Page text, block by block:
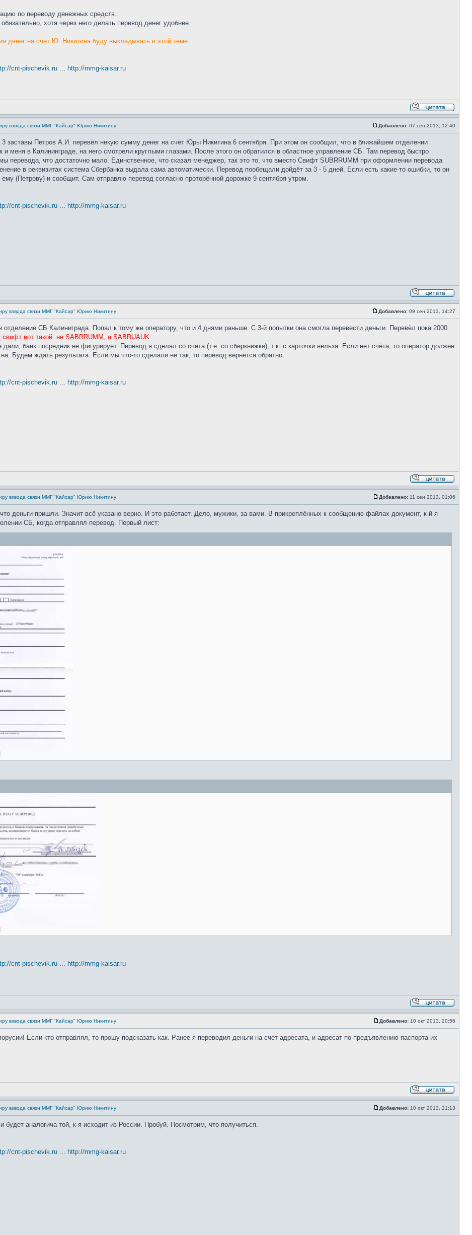
по переводу денежных средств.
хотя через него делать перевод денег удобнее.
денег на счет Ю. Никитина буду выкладывать в этой теме.
cnt-pischevik.ru ... http://mmg-kaisar.ru
взвода связи ММГ "Кайсар" Юрию Никитину Добавлено: 07 сен 2013, 12:40
заставы Петров А.И. перевёл некую сумму денег на счёт Юры Никитина 6 сентября. При этом он сообщил, что в ближайшем отделении
и меня в Калининграде, на него смотрели круглыми глазами. После этого он обратился в областное управление СБ. Там перевод быстро
перевода, что достаточно мало. Единственное, что сказал менеджер, так это то, что вместо Свифт SUBRRUMM при оформлении перевода
в реквизитах система Сбербанка выдала сама автоматически. Перевод пообещали дойдёт за 3 - 5 дней. Если есть какие-то ошибки, то он
(Петрову) и сообщит. Сам отправлю перевод согласно проторённой дорожке 9 сентября утром.
cnt-pischevik.ru ... http://mmg-kaisar.ru
взвода связи ММГ "Кайсар" Юрию Никитину Добавлено: 09 сен 2013, 14:27
СБ Калиниграда. Попал к тому же оператору, что и 4 днями раньше. С 3-й попытки она смогла перевести деньги. Перевёл пока 2000
свифт вот такой: не SABRRUMM, а SABRUAUK.
банк посредник не фигурирует. Перевод я сделал со счёта (т.е. со сберкнижки), т.к. с карточки нельзя. Если нет счёта, то оператор должен
Будем ждать результата. Если мы что-то сделали не так, то перевод вернётся обратно.
cnt-pischevik.ru ... http://mmg-kaisar.ru
взвода связи ММГ "Кайсар" Юрию Никитину Добавлено: 11 сен 2013, 01:06
деньги пришли. Значит всё указано верно. И это работает. Дело, мужики, за вами. В прикреплённых к сообщению файлах документ, к-й я
СБ, когда отправлял перевод. Первый лист:
cnt-pischevik.ru ... http://mmg-kaisar.ru
взвода связи ММГ "Кайсар" Юрию Никитину Добавлено: 10 окт 2013, 20:56
Если кто отправлял, то прошу подсказать как. Ранее я переводил деньги на счет адресата, и адресат по предъявлению паспорта их
взвода связи ММГ "Кайсар" Юрию Никитину Добавлено: 10 окт 2013, 21:13
будет аналогича той, к-я исходит из России. Пробуй. Посмотрим, что получиться.
cnt-pischevik.ru ... http://mmg-kaisar.ru